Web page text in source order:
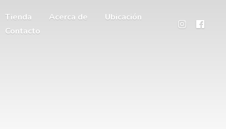
Tienda Acerca de
Ubicación
Contacto